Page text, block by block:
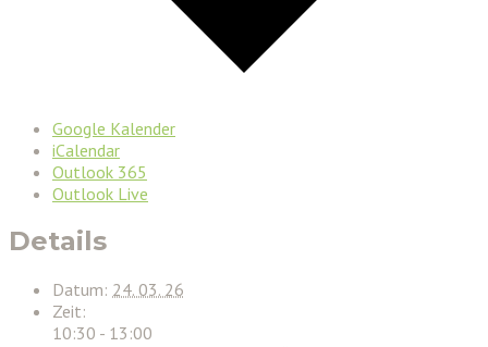
Google Kalender
iCalendar
Outlook 365
Outlook Live
Details
Datum: 24. 03. 26
Zeit:
10:30 - 13:00